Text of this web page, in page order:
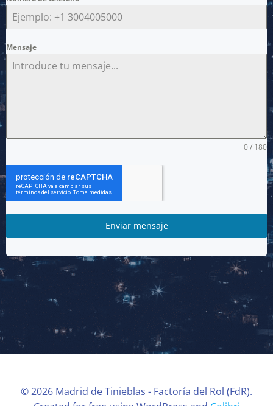
Mensaje
0 / 180
Enviar mensaje
© 2026 Madrid de Tinieblas - Factoría del Rol (FdR).